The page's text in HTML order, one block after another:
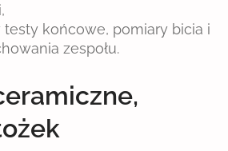
testy końcowe, pomiary bicia i
zespołu.